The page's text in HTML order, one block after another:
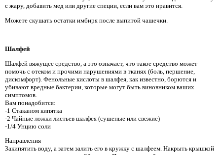
с жару, добавить мед или другие специи, если вам это нравится.
Можете скушать остатки имбиря после выпитой чашечки.
Шалфей
Шалфей вяжущее средство, а это означает, что такое средство может
помочь с отеком и прочими нарушениями в тканях (боль, першение,
дискомфорт). Фенольные кислоты в шалфея, как известно, борются и
убивают вредные бактерии, которые могут быть виновником ваших
симптомов.
Вам понадобится:
-1 Стаканом кипятка
-2 Чайные ложки листьев шалфея (сушеные или свежие)
-1/4 Унцию соли
Направления
Закипятить воду, а затем залить его в кружку с шалфеем. Накрыть крышкой